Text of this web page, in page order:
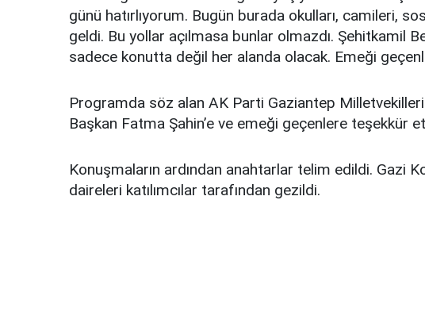
günü hatırlıyorum. Bugün burada okulları, camileri,
geldi. Bu yollar açılmasa bunlar olmazdı. Şehitkamil
sadece konutta değil her alanda olacak. Emeği
Programda söz alan AK Parti Gaziantep
Başkan Fatma Şahin’e ve emeği geçenlere teşekkür
Konuşmaların ardından anahtarlar telim edildi. Gazi
daireleri katılımcılar tarafından gezildi.